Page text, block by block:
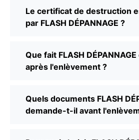
Le certificat de destruction
par FLASH DÉPANNAGE ?
Que fait FLASH
après l'enlèvement ?
Quels documents FLASH
demande-t-il avant